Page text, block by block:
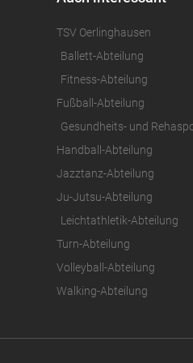
TSV Oerlinghausen
Ballett-Abteilung
Fitness-Abteilung
Fußball-Abteilung
Gesundheits- und
Handball-Abteilung
Jazztanz-Abteilung
Ju-Jutsu-Abteilung
Leichtathletik-Abteilung
Turn-Abteilung
Volleyball-Abteilung
Walking-Abteilung